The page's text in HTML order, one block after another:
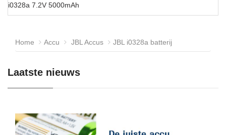
i0328a 7.2V 5000mAh
Home Accu JBL Accus JBL i0328a batterij
Laatste nieuws